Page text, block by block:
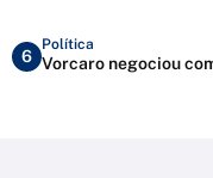
6
Política
Vorcaro negociou